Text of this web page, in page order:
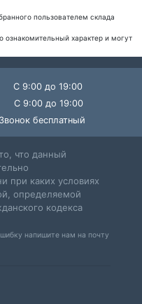
пользователем склада
ознакомительный характер и могут
С 9:00 до 19:00
С 9:00 до 19:00
Звонок бесплатный
что данный
при каких условиях
определяемой
кодекса
напишите нам на почту